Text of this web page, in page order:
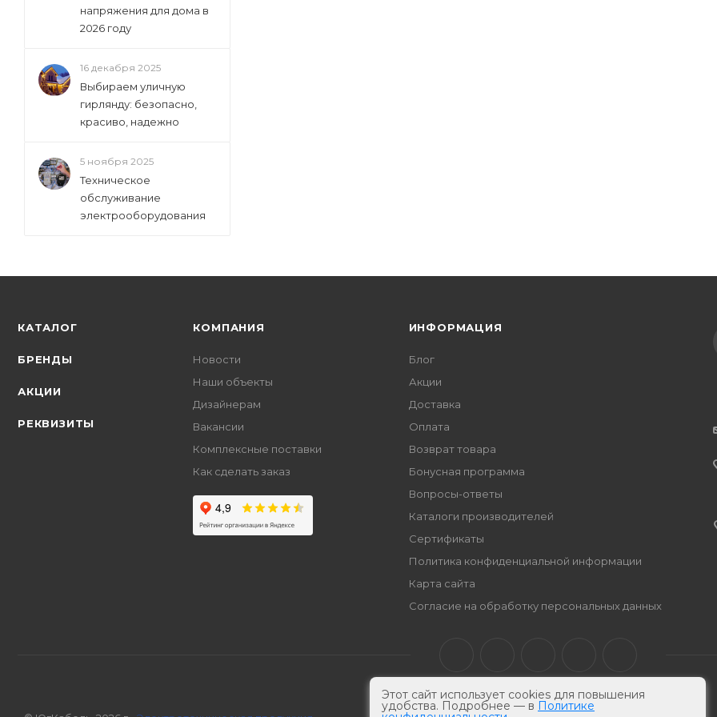
напряжения для дома в
2026 году
16 декабря 2025
Выбираем уличную
гирлянду: безопасно,
красиво, надежно
5 ноября 2025
Техническое
обслуживание
электрооборудования
КАТАЛОГ
БРЕНДЫ
АКЦИИ
РЕКВИЗИТЫ
КОМПАНИЯ
Новости
Наши объекты
Дизайнерам
Вакансии
Комплексные поставки
Как сделать заказ
ИНФОРМАЦИЯ
Блог
Акции
Доставка
Оплата
Возврат товара
Бонусная программа
Вопросы-ответы
Каталоги производителей
Сертификаты
Политика конфиденциальной информации
Карта сайта
Согласие на обработку персональных данных
Этот сайт использует cookies для повышения
удобства. Подробнее — в Политике